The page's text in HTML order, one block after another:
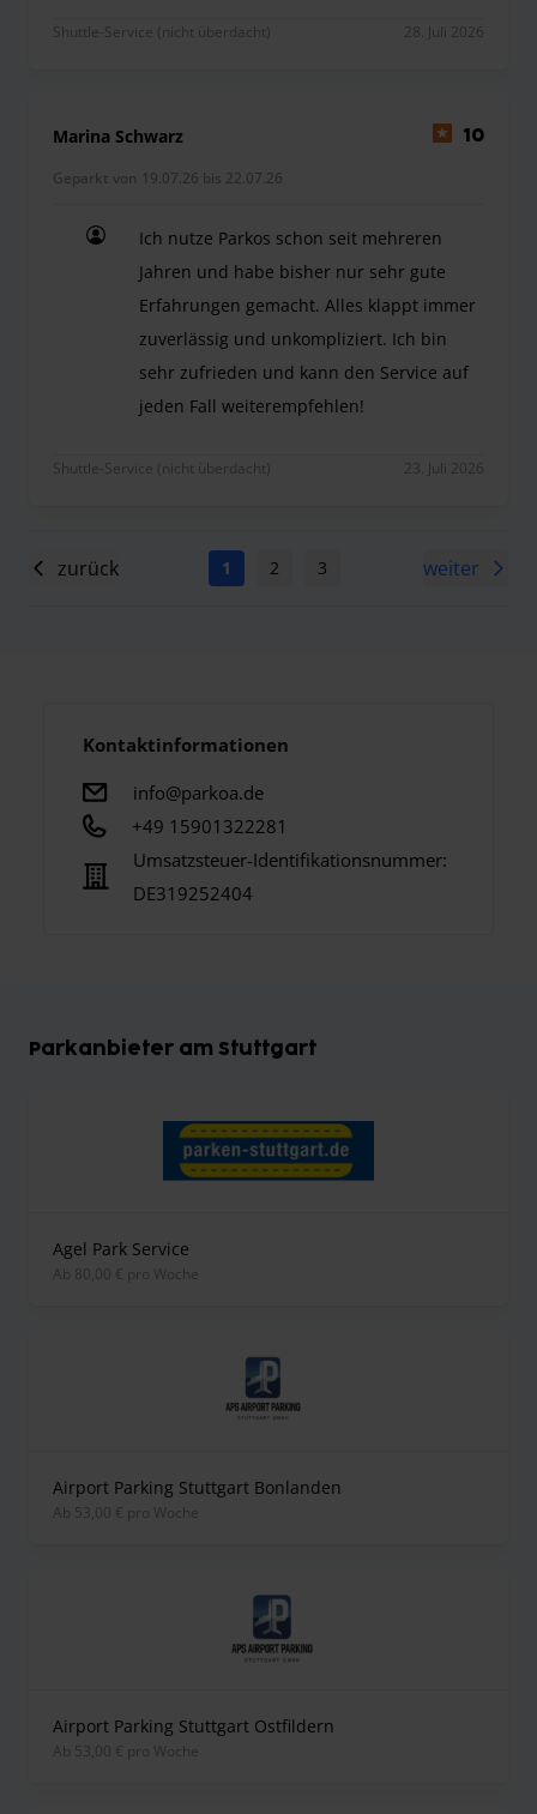
Shuttle-Service (nicht überdacht) 28. Juli 2026
Marina Schwarz 10
Geparkt von 19.07.26 bis 22.07.26
Ich nutze Parkos schon seit mehreren
Jahren und habe bisher nur sehr gute
Erfahrungen gemacht. Alles klappt immer
zuverlässig und unkompliziert. Ich bin
sehr zufrieden und kann den Service auf
jeden Fall weiterempfehlen!
Shuttle-Service (nicht überdacht) 23. Juli 2026
zurück 1 2 3 6
weiter
Kontaktinformationen
info@parkoa.de
+49 15901322281
Umsatzsteuer-Identifikationsnummer:
DE319252404
Parkanbieter am Stuttgart
Agel Park Service
ab 80,00 € pro Woche
Airport Parking Stuttgart Bonlanden
ab 53,00 € pro Woche
Airport Parking Stuttgart Ostfildern
ab 53,00 € pro Woche